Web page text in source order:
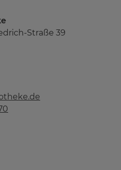
Straße 39